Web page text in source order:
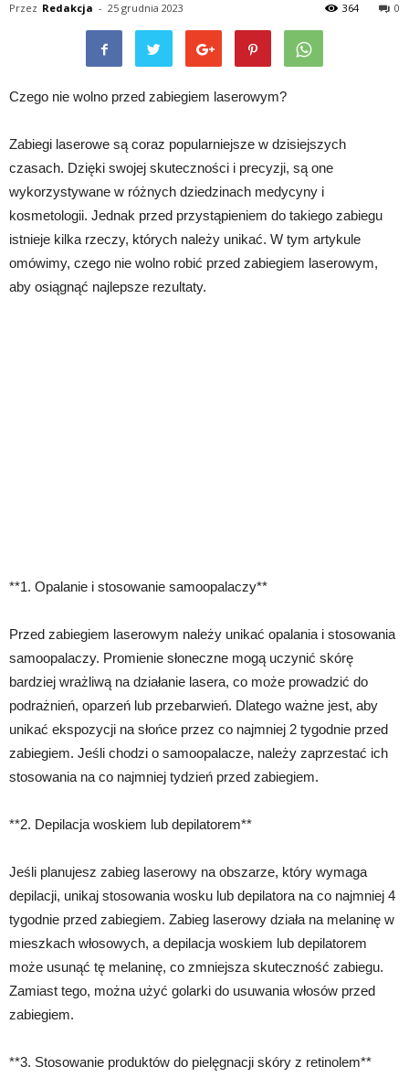
Przez Redakcja - 25 grudnia 2023 0
364
Czego nie wolno przed zabiegiem laserowym?
Zabiegi laserowe są coraz popularniejsze w dzisiejszych
czasach. Dzięki swojej skuteczności i precyzji, są one
wykorzystywane w różnych dziedzinach medycyny i
kosmetologii. Jednak przed przystąpieniem do takiego zabiegu
istnieje kilka rzeczy, których należy unikać. W tym artykule
omówimy, czego nie wolno robić przed zabiegiem laserowym,
aby osiągnąć najlepsze rezultaty.
**1. Opalanie i stosowanie samoopalaczy**
Przed zabiegiem laserowym należy unikać opalania i stosowania
samoopalaczy. Promienie słoneczne mogą uczynić skórę
bardziej wrażliwą na działanie lasera, co może prowadzić do
podrażnień, oparzeń lub przebarwień. Dlatego ważne jest, aby
unikać ekspozycji na słońce przez co najmniej 2 tygodnie przed
zabiegiem. Jeśli chodzi o samoopalacze, należy zaprzestać ich
stosowania na co najmniej tydzień przed zabiegiem.
**2. Depilacja woskiem lub depilatorem**
Jeśli planujesz zabieg laserowy na obszarze, który wymaga
depilacji, unikaj stosowania wosku lub depilatora na co najmniej 4
tygodnie przed zabiegiem. Zabieg laserowy działa na melaninę w
mieszkach włosowych, a depilacja woskiem lub depilatorem
może usunąć tę melaninę, co zmniejsza skuteczność zabiegu.
Zamiast tego, można użyć golarki do usuwania włosów przed
zabiegiem.
**3. Stosowanie produktów do pielęgnacji skóry z retinolem**